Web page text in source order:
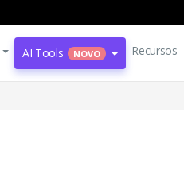
AI Tools NOVO Recursos